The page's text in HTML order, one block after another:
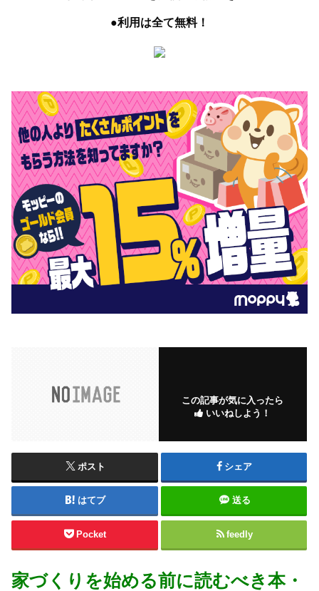
●利用は全て無料！
この記事が気に入ったら
いいねしよう！
ポスト シェア
はてブ 送る
Pocket feedly
家づくりを始める前に読むべき本・